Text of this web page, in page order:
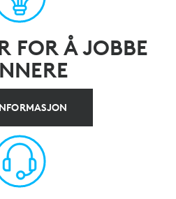
FOR Å JOBBE